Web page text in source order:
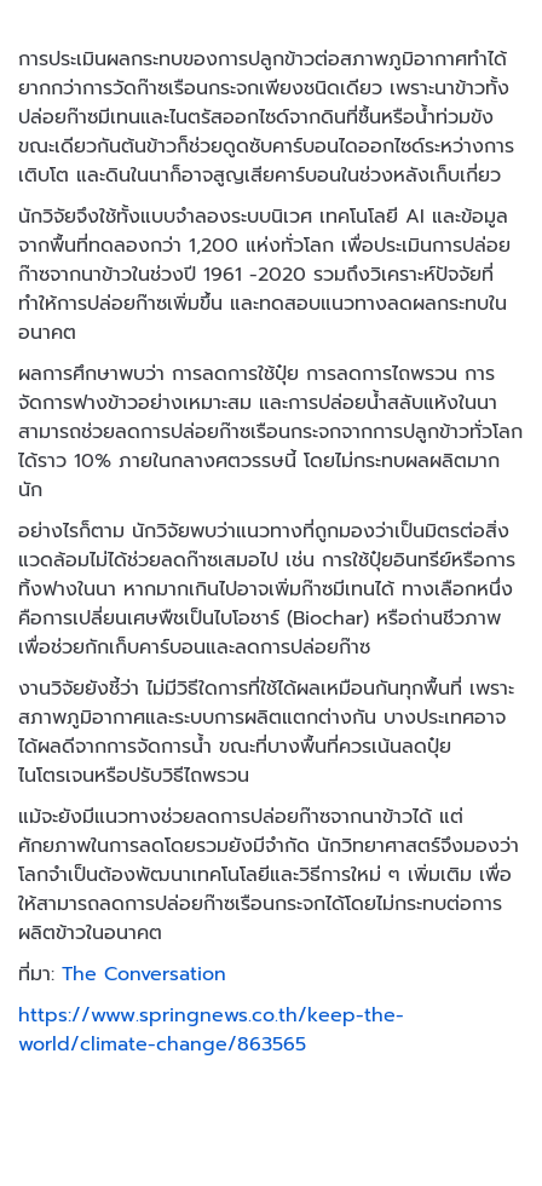
การประเมินผลกระทบของการปลูกข้าวต่อสภาพภูมิอากาศทำได้
ยากกว่าการวัดก๊าซเรือนกระจกเพียงชนิดเดียว เพราะนาข้าวทั้ง
ปล่อยก๊าซมีเทนและไนตรัสออกไซด์จากดินที่ชื้นหรือน้ำท่วมขัง
ขณะเดียวกันต้นข้าวก็ช่วยดูดซับคาร์บอนไดออกไซด์ระหว่างการ
เติบโต และดินในนาก็อาจสูญเสียคาร์บอนในช่วงหลังเก็บเกี่ยว
นักวิจัยจึงใช้ทั้งแบบจำลองระบบนิเวศ เทคโนโลยี AI และข้อมูล
จากพื้นที่ทดลองกว่า 1,200 แห่งทั่วโลก เพื่อประเมินการปล่อย
ก๊าซจากนาข้าวในช่วงปี 1961 -2020 รวมถึงวิเคราะห์ปัจจัยที่
ทำให้การปล่อยก๊าซเพิ่มขึ้น และทดสอบแนวทางลดผลกระทบใน
อนาคต
ผลการศึกษาพบว่า การลดการใช้ปุ๋ย การลดการไถพรวน การ
จัดการฟางข้าวอย่างเหมาะสม และการปล่อยน้ำสลับแห้งในนา
สามารถช่วยลดการปล่อยก๊าซเรือนกระจกจากการปลูกข้าวทั่วโลก
ได้ราว 10% ภายในกลางศตวรรษนี้ โดยไม่กระทบผลผลิตมาก
นัก
อย่างไรก็ตาม นักวิจัยพบว่าแนวทางที่ถูกมองว่าเป็นมิตรต่อสิ่ง
แวดล้อมไม่ได้ช่วยลดก๊าซเสมอไป เช่น การใช้ปุ๋ยอินทรีย์หรือการ
ทิ้งฟางในนา หากมากเกินไปอาจเพิ่มก๊าซมีเทนได้ ทางเลือกหนึ่ง
คือการเปลี่ยนเศษพืชเป็นไบโอชาร์ (Biochar) หรือถ่านชีวภาพ
เพื่อช่วยกักเก็บคาร์บอนและลดการปล่อยก๊าซ
งานวิจัยยังชี้ว่า ไม่มีวิธีใดการที่ใช้ได้ผลเหมือนกันทุกพื้นที่ เพราะ
สภาพภูมิอากาศและระบบการผลิตแตกต่างกัน บางประเทศอาจ
ได้ผลดีจากการจัดการน้ำ ขณะที่บางพื้นที่ควรเน้นลดปุ๋ย
ไนโตรเจนหรือปรับวิธีไถพรวน
แม้จะยังมีแนวทางช่วยลดการปล่อยก๊าซจากนาข้าวได้ แต่
ศักยภาพในการลดโดยรวมยังมีจำกัด นักวิทยาศาสตร์จึงมองว่า
โลกจำเป็นต้องพัฒนาเทคโนโลยีและวิธีการใหม่ ๆ เพิ่มเติม เพื่อ
ให้สามารถลดการปล่อยก๊าซเรือนกระจกได้โดยไม่กระทบต่อการ
ผลิตข้าวในอนาคต
ที่มา:The Conversation
https://www.springnews.co.th/keep-the-
world/climate-change/863565